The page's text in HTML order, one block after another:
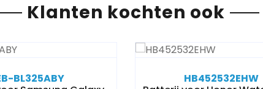
Klanten kochten ook
BL325ABY
HB452532EHW